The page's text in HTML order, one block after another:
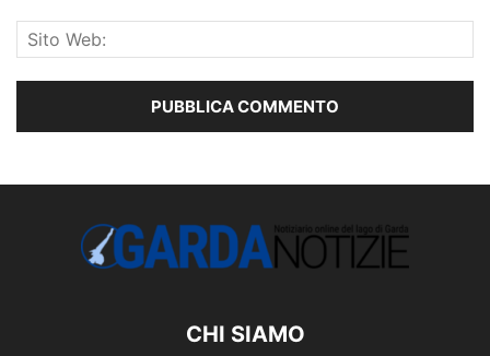
CHI SIAMO